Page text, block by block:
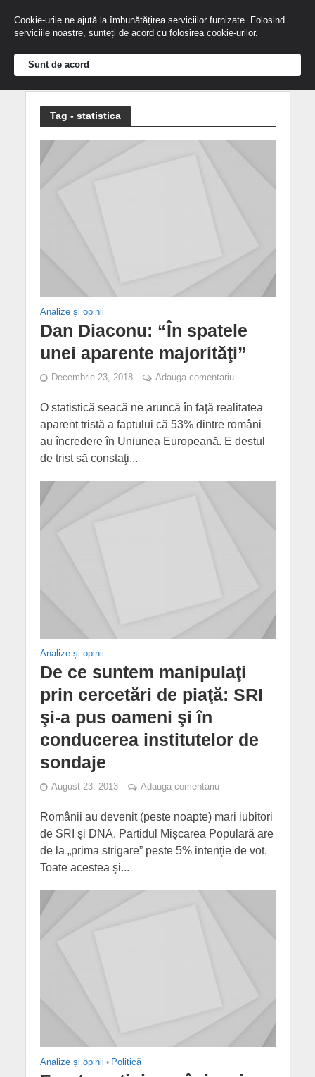
Tag - statistica
Analize și opinii
Dan Diaconu: “În spatele
unei aparente majorităţi”
Decembrie 23, 2018 Adauga comentariu
O statistică seacă ne aruncă în faţă realitatea
aparent tristă a faptului că 53% dintre români
au încredere în Uniunea Europeană. E destul
de trist să constaţi...
Analize și opinii
De ce suntem manipulaţi
prin cercetări de piaţă: SRI
şi-a pus oameni şi în
conducerea institutelor de
sondaje
August 23, 2013 Adauga comentariu
Românii au devenit (peste noapte) mari iubitori
de SRI şi DNA. Partidul Mişcarea Populară are
de la „prima strigare” peste 5% intenţie de vot.
Toate acestea şi...
Analize și opinii • Politică
Cookie-urile ne ajută la îmbunătățirea serviciilor furnizate. Folosind
serviciile noastre, sunteți de acord cu folosirea cookie-urilor.
Sunt de acord